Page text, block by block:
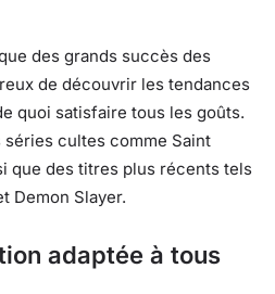
des grands succès des
de découvrir les tendances
quoi satisfaire tous les goûts.
cultes comme Saint
que des titres plus récents tels
Demon Slayer.
adaptée à tous